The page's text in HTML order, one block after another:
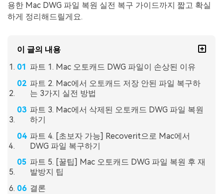
용한 Mac DWG 파일 복원 실전 복구 가이드까지 짧고 확실
하게 정리해드릴게요.
이 글의 내용
파트 1. Mac 오토캐드 DWG 파일이 손상된 이유
파트 2. Mac에서 오토캐드 저장 안된 파일 복구하
는 3가지 실전 방법
파트 3. Mac에서 삭제된 오토캐드 DWG 파일 복원
하기
파트 4. [초보자 가능] Recoverit으로 Mac에서
DWG 파일 복구하기
파트 5. [꿀팁] Mac 오토캐드 DWG 파일 복원 후 재
발방지 팁
결론